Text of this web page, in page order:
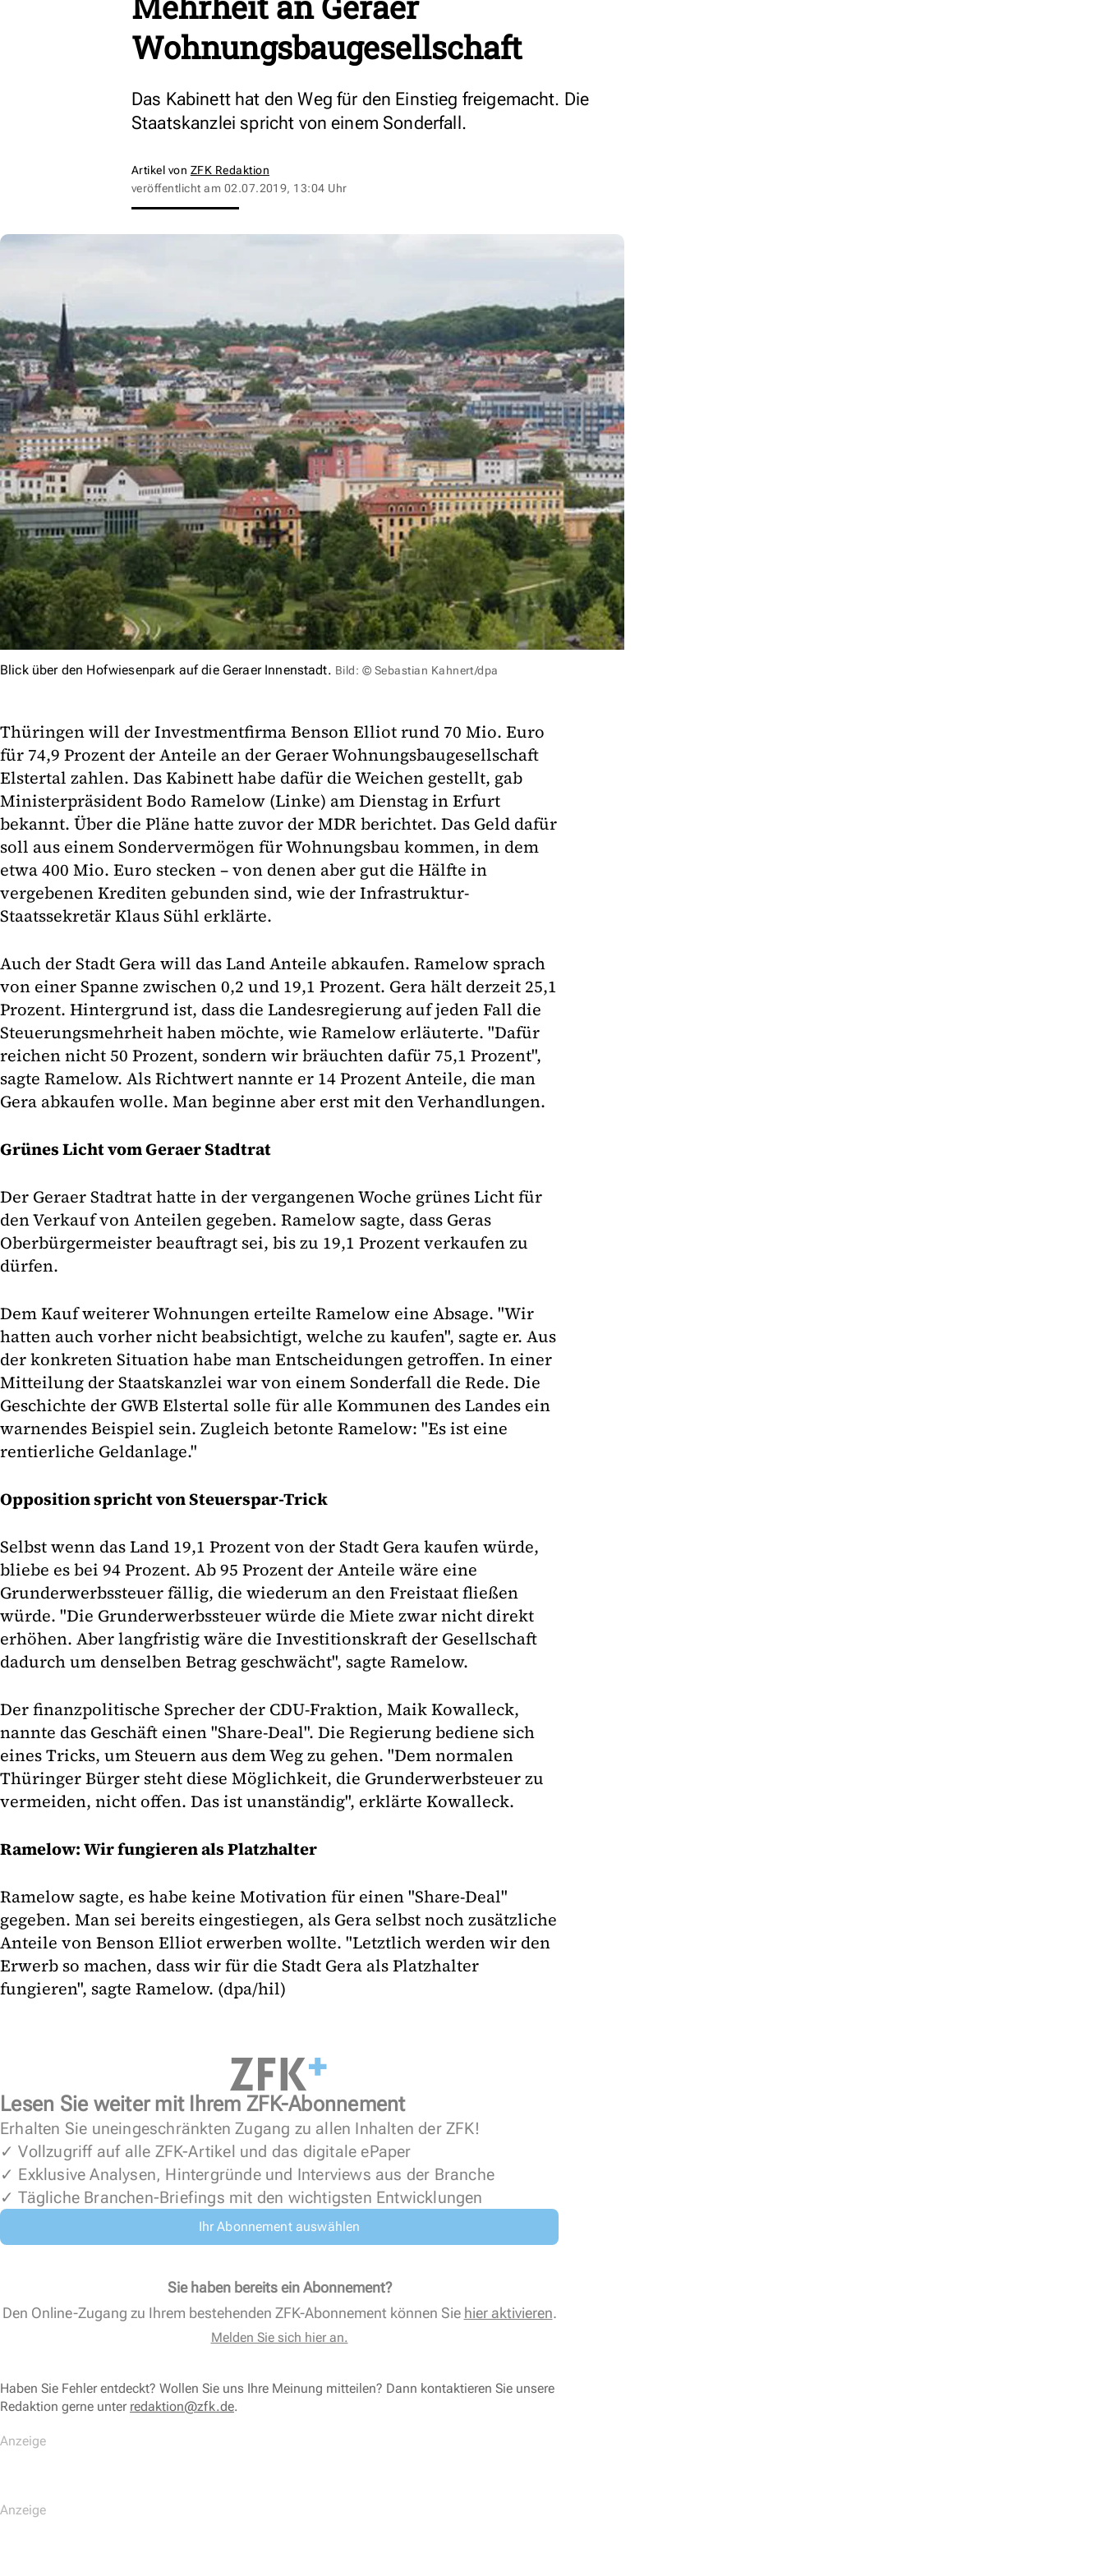
Wohnungsbaugesellschaft
Das Kabinett hat den Weg für den Einstieg freigemacht. Die
Staatskanzlei spricht von einem Sonderfall.
Artikel von ZFK Redaktion
veröffentlicht am 02.07.2019, 13:04 Uhr
Blick über den Hofwiesenpark auf die Geraer Innenstadt. Bild: © Sebastian Kahnert/dpa
Thüringen will der Investmentfirma Benson Elliot rund 70 Mio. Euro
für 74,9 Prozent der Anteile an der Geraer Wohnungsbaugesellschaft
Elstertal zahlen. Das Kabinett habe dafür die Weichen gestellt, gab
Ministerpräsident Bodo Ramelow (Linke) am Dienstag in Erfurt
bekannt. Über die Pläne hatte zuvor der MDR berichtet. Das Geld dafür
soll aus einem Sondervermögen für Wohnungsbau kommen, in dem
etwa 400 Mio. Euro stecken – von denen aber gut die Hälfte in
vergebenen Krediten gebunden sind, wie der Infrastruktur-
Staatssekretär Klaus Sühl erklärte.
Auch der Stadt Gera will das Land Anteile abkaufen. Ramelow sprach
von einer Spanne zwischen 0,2 und 19,1 Prozent. Gera hält derzeit 25,1
Prozent. Hintergrund ist, dass die Landesregierung auf jeden Fall die
Steuerungsmehrheit haben möchte, wie Ramelow erläuterte. "Dafür
reichen nicht 50 Prozent, sondern wir bräuchten dafür 75,1 Prozent",
sagte Ramelow. Als Richtwert nannte er 14 Prozent Anteile, die man
Gera abkaufen wolle. Man beginne aber erst mit den Verhandlungen.
Grünes Licht vom Geraer Stadtrat
Der Geraer Stadtrat hatte in der vergangenen Woche grünes Licht für
den Verkauf von Anteilen gegeben. Ramelow sagte, dass Geras
Oberbürgermeister beauftragt sei, bis zu 19,1 Prozent verkaufen zu
dürfen.
Dem Kauf weiterer Wohnungen erteilte Ramelow eine Absage. "Wir
hatten auch vorher nicht beabsichtigt, welche zu kaufen", sagte er. Aus
der konkreten Situation habe man Entscheidungen getroffen. In einer
Mitteilung der Staatskanzlei war von einem Sonderfall die Rede. Die
Geschichte der GWB Elstertal solle für alle Kommunen des Landes ein
warnendes Beispiel sein. Zugleich betonte Ramelow: "Es ist eine
rentierliche Geldanlage."
Opposition spricht von Steuerspar-Trick
Selbst wenn das Land 19,1 Prozent von der Stadt Gera kaufen würde,
bliebe es bei 94 Prozent. Ab 95 Prozent der Anteile wäre eine
Grunderwerbssteuer fällig, die wiederum an den Freistaat fließen
würde. "Die Grunderwerbssteuer würde die Miete zwar nicht direkt
erhöhen. Aber langfristig wäre die Investitionskraft der Gesellschaft
dadurch um denselben Betrag geschwächt", sagte Ramelow.
Der finanzpolitische Sprecher der CDU-Fraktion, Maik Kowalleck,
nannte das Geschäft einen "Share-Deal". Die Regierung bediene sich
eines Tricks, um Steuern aus dem Weg zu gehen. "Dem normalen
Thüringer Bürger steht diese Möglichkeit, die Grunderwerbsteuer zu
vermeiden, nicht offen. Das ist unanständig", erklärte Kowalleck.
Ramelow: Wir fungieren als Platzhalter
Ramelow sagte, es habe keine Motivation für einen "Share-Deal"
gegeben. Man sei bereits eingestiegen, als Gera selbst noch zusätzliche
Anteile von Benson Elliot erwerben wollte. "Letztlich werden wir den
Erwerb so machen, dass wir für die Stadt Gera als Platzhalter
fungieren", sagte Ramelow. (dpa/hil)
Lesen Sie weiter mit Ihrem ZFK-Abonnement
Erhalten Sie uneingeschränkten Zugang zu allen Inhalten der ZFK!
✓ Vollzugriff auf alle ZFK-Artikel und das digitale ePaper
✓ Exklusive Analysen, Hintergründe und Interviews aus der Branche
✓ Tägliche Branchen-Briefings mit den wichtigsten Entwicklungen
Ihr Abonnement auswählen
Sie haben bereits ein Abonnement?
Den Online-Zugang zu Ihrem bestehenden ZFK-Abonnement können Sie hier aktivieren.
Melden Sie sich hier an.
Haben Sie Fehler entdeckt? Wollen Sie uns Ihre Meinung mitteilen? Dann kontaktieren Sie unsere
Redaktion gerne unter redaktion@zfk.de.